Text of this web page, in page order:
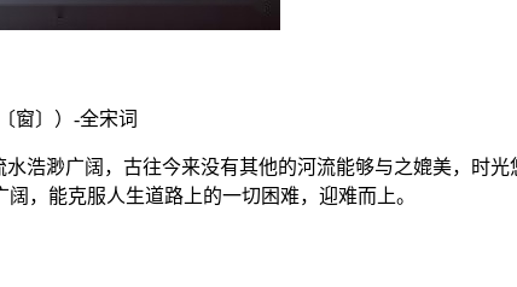
〕）-全宋词
渺广阔，古往今来没有其他的河流能够与之媲美，时光
，能克服人生道路上的一切困难，迎难而上。